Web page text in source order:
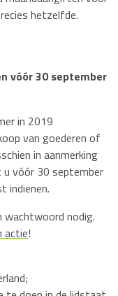
hetzelfde.
vóór 30 september
in 2019
van goederen of
in aanmerking
vóór 30 september
indienen.
wachtwoord nodig.
actie!